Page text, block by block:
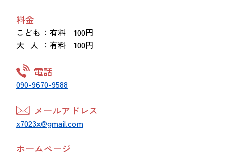
料金
こども ：有料 100円
大 人 ：有料 100円
電話
090-9670-9588
メールアドレス
x7023x@gmail.com
ホームページ